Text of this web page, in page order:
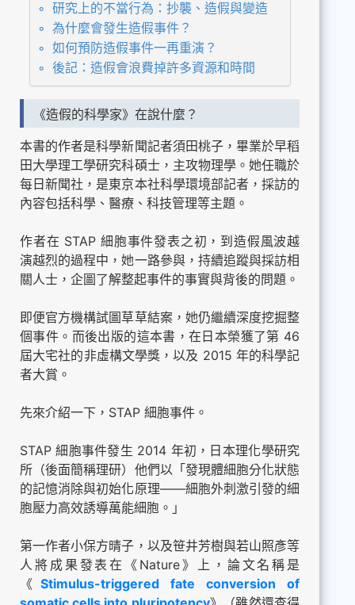
研究上的不當行為：抄襲、造假與變造
為什麼會發生造假事件？
如何預防造假事件一再重演？
後記：造假會浪費掉許多資源和時間
《造假的科學家》在說什麼？
本書的作者是科學新聞記者須田桃子，畢業於早稻
田大學理工學研究科碩士，主攻物理學。她任職於
每日新聞社，是東京本社科學環境部記者，採訪的
內容包括科學、醫療、科技管理等主題。
作者在 STAP 細胞事件發表之初，到造假風波越
演越烈的過程中，她一路參與，持續追蹤與採訪相
關人士，企圖了解整起事件的事實與背後的問題。
即便官方機構試圖草草結案，她仍繼續深度挖掘整
個事件。而後出版的這本書，在日本榮獲了第 46
屆大宅社的非虛構文學獎，以及 2015 年的科學記
者大賞。
先來介紹一下，STAP 細胞事件。
STAP 細胞事件發生 2014 年初，日本理化學研究
所（後面簡稱理研）他們以「發現體細胞分化狀態
的記憶消除與初始化原理——細胞外刺激引發的細
胞壓力高效誘導萬能細胞。」
第一作者小保方晴子，以及笹井芳樹與若山照彥等
人將成果發表在《Nature》上，論文名稱是
《Stimulus-triggered fate conversion of